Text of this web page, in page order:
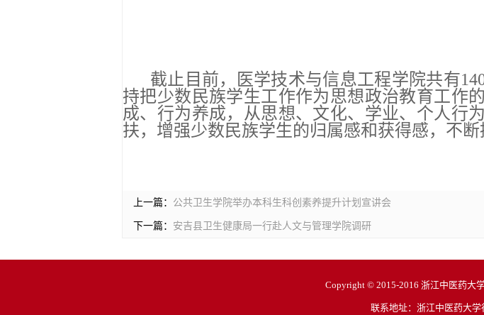
截止目前，医学技术与信息工程学院共有
持把少数民族学生工作作为思想政治教育工作
成、行为养成，从思想、文化、学业、个人行
扶，增强少数民族学生的归属感和获得感，不断
上一篇： 公共卫生学院举办本科生科创素养提升计划宣讲会
下一篇： 安吉县卫生健康局一行赴人文与管理学院调研
Copyright © 2015-2016 浙江中医药大
联系地址：浙江中医药大学